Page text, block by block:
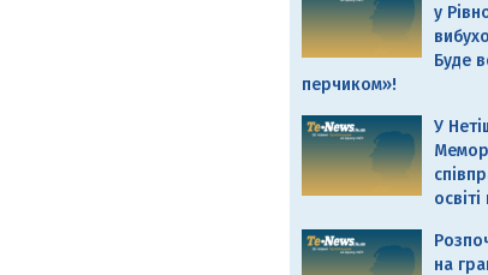
у
Буде
перчиком»!
У
на